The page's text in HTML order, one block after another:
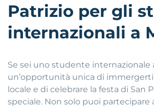
Patrizio per gli
internazionali a
Se sei uno studente internazionale
un’opportunità unica di
locale e di celebrare la festa di San
speciale. Non solo puoi partecipare